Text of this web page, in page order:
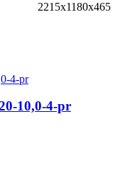
2215x1180x465
10,0-4-pr